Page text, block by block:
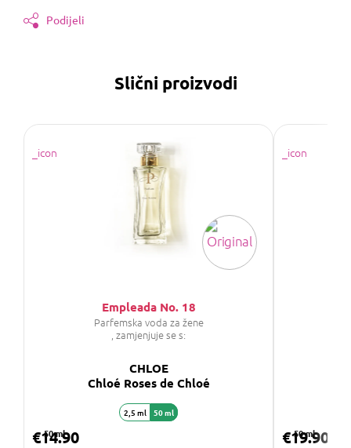
Podijeli
Slični proizvodi
Empleada No. 18
Parfemska voda za žene
, zamjenjuje se s:
CHLOE
Chloé Roses de Chloé
50 ml
€14.90
2,5 ml 50 ml
50 ml
€19.90